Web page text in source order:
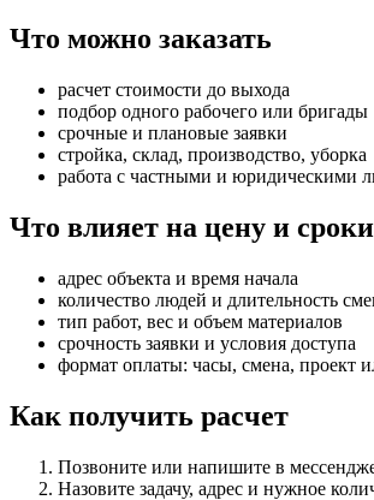
Что можно заказать
расчет стоимости до выхода
подбор одного рабочего или бригады
срочные и плановые заявки
стройка, склад, производство, уборка
работа с частными и юридическими
Что влияет на цену и сроки
адрес объекта и время начала
количество людей и длительность
тип работ, вес и объем материалов
срочность заявки и условия доступа
формат оплаты: часы, смена, проект
Как получить расчет
Позвоните или напишите в
Назовите задачу, адрес и нужное